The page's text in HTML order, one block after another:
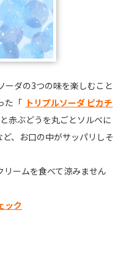
ーダの3つの味を楽しむこと
た「 トリプルソーダ ピカチ
赤ぶどうを丸ごとソルベに
ど、お口の中がサッパリしそ
ームを食べて涼みません
ック